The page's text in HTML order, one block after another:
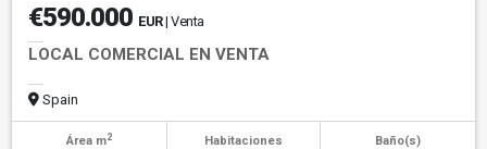
€590.000 EUR| Venta
LOCAL COMERCIAL EN VENTA
Spain
Área m2 Habitaciones Baño(s)